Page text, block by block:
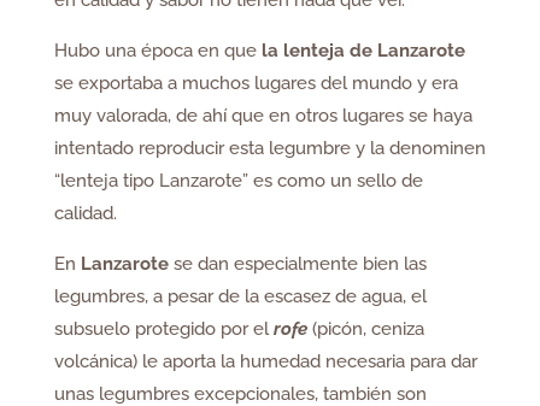
Hubo una época en que la lenteja de Lanzarote
se exportaba a muchos lugares del mundo y era
muy valorada, de ahí que en otros lugares se haya
intentado reproducir esta legumbre y la denominen
“lenteja tipo Lanzarote” es como un sello de
calidad.
En Lanzarotese dan especialmente bien las
legumbres, a pesar de la escasez de agua, el
subsuelo protegido por elrofe(picón, ceniza
volcánica) le aporta la humedad necesaria para dar
unas legumbres excepcionales, también son